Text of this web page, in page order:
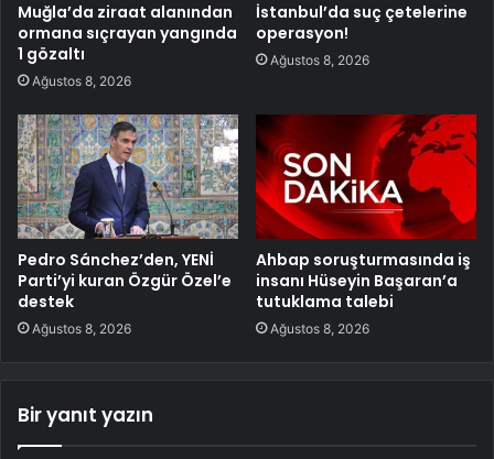
Muğla’da ziraat alanından
ormana sıçrayan yangında
1 gözaltı
Ağustos 8, 2026
İstanbul’da suç çetelerine
operasyon!
Ağustos 8, 2026
Pedro Sánchez’den, YENİ
Parti’yi kuran Özgür Özel’e
destek
Ağustos 8, 2026
Ahbap soruşturmasında iş
insanı Hüseyin Başaran’a
tutuklama talebi
Ağustos 8, 2026
Bir yanıt yazın